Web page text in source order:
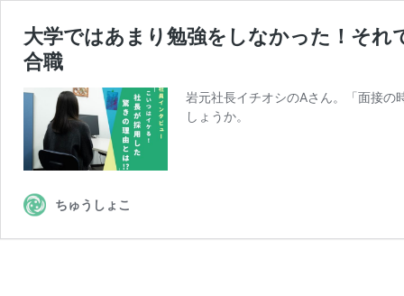
大学ではあまり勉強をしなかった！そ
合職
岩元社長イチオシのAさん。「面接の
しょうか。
ちゅうしょこ